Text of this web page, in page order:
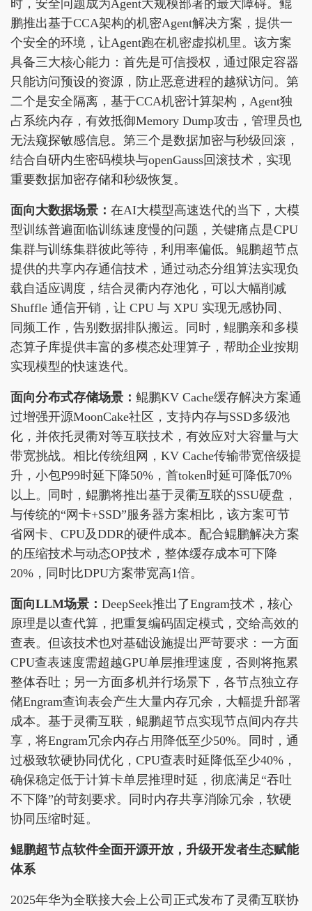
时，安全问题成为Agent大规模部署的最大障碍。鲲
鹏推出基于CCA架构的机密Agent解决方案，提供一
个安全的环境，让Agent跑在机密虚拟机里。该方案
具备三大核心能力：首先是可信授权，通过限定容器
只能访问预设的资源，防止恶意进程的越狱访问。第
二个是安全隔离，基于CCA机密计算架构，Agent独
占系统内存，有效抵御Memory Dump攻击，管理员也
无法窥探敏感信息。第三个是数据加密与秒级回滚，
结合自研内生密码模块与openGauss回滚技术，实现
重要数据加密存储和秒级恢复。
面向大数据场景： 在AI大模型高速迭代的当下，大模
型训练普遍面临训练速度慢的问题，关键痛点是CPU
集群与训练集群彼此等待，利用率偏低。鲲鹏超节点
提供的共享内存通信技术，通过动态分组算法实现负
载自适应调度，结合灵衢内存池化，可以大幅削减
Shuffle 通信开销，让 CPU 与 XPU 实现无感协同、
同频工作，告别数据排队搬运。同时，鲲鹏亲和多模
态算子库提供丰富的多模态处理算子，帮助企业按期
实现模型的快速迭代。
面向分布式存储场景： 鲲鹏KV Cache缓存解决方案通
过增强开源MoonCake社区，支持内存与SSD多级池
化，并依托灵衢对等互联技术，有效应对大容量与大
带宽挑战。相比传统组网，KV Cache传输带宽倍级提
升，小包P99时延下降50%，首token时延可降低70%
以上。同时，鲲鹏将推出基于灵衢互联的SSU硬盘，
与传统的“网卡+SSD”服务器方案相比，该方案可节
省网卡、CPU及DDR的硬件成本。配合鲲鹏解决方案
的压缩技术与动态OP技术，整体缓存成本可下降
20%，同时比DPU方案带宽高1倍。
面向LLM场景： DeepSeek推出了Engram技术，核心
原理是以查代算，把重复编码固定模式，交给高效的
查表。但该技术也对基础设施提出严苛要求：一方面
CPU查表速度需超越GPU单层推理速度，否则将拖累
整体吞吐；另一方面多机并行场景下，各节点独立存
储Engram查询表会产生大量内存冗余，大幅提升部署
成本。基于灵衢互联，鲲鹏超节点实现节点间内存共
享，将Engram冗余内存占用降低至少50%。同时，通
过极致软硬协同优化，CPU查表时延降低至少40%，
确保稳定低于计算卡单层推理时延，彻底满足“吞吐
不下降”的苛刻要求。同时内存共享消除冗余，软硬
协同压缩时延。
鲲鹏超节点软件全面开源开放，升级开发者生态赋能
体系
2025年华为全联接大会上公司正式发布了灵衢互联协